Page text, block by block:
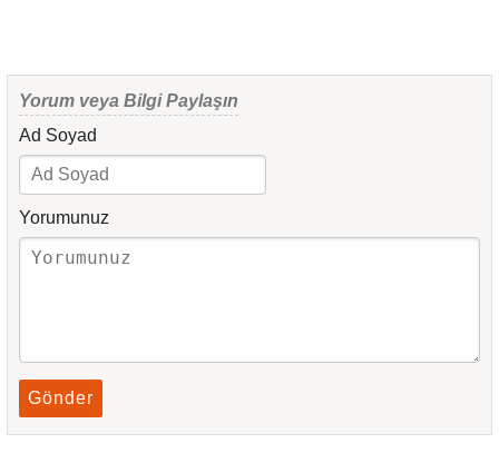
Yorum veya Bilgi Paylaşın
Ad Soyad
Yorumunuz
Gönder